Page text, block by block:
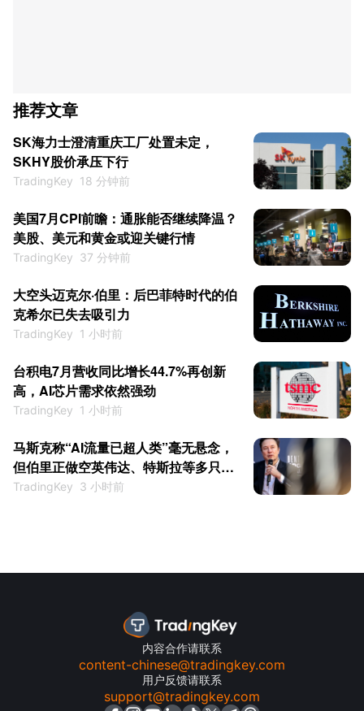
推荐文章
SK海力士澄清重庆工厂处置未定，
SKHY股价承压下行
TradingKey 18 分钟前
美国7月CPI前瞻：通胀能否继续降温？
美股、美元和黄金或迎关键行情
TradingKey 37 分钟前
大空头迈克尔·伯里：后巴菲特时代的伯
克希尔已失去吸引力
TradingKey 1 小时前
台积电7月营收同比增长44.7%再创新
高，AI芯片需求依然强劲
TradingKey 1 小时前
马斯克称“AI流量已超人类”毫无悬念，
但伯里正做空英伟达、特斯拉等多只AI
概念股
TradingKey 3 小时前
内容合作请联系
content-chinese@tradingkey.com
用户反馈请联系
support@tradingkey.com